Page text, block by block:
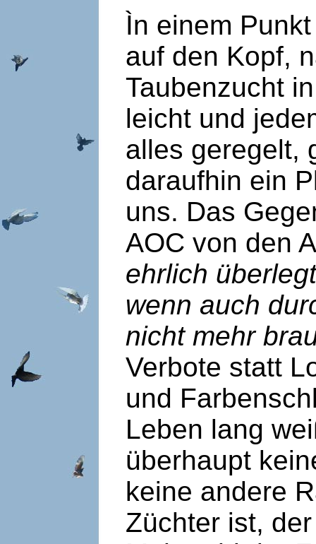
Ìn einem
auf den Kopf,
Taubenzucht
leicht und
alles geregelt,
daraufhin ein
uns. Das
AOC von den
ehrlich
wenn auch
nicht mehr
Verbote statt
und
Leben lang
überhaupt
keine andere
Züchter ist,